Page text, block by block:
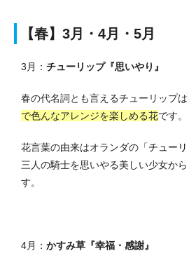
【春】3月・4月・5月
3月： チューリップ『思いやり』
春の代名詞とも言えるチューリップは
で色んなアレンジを楽しめる花です。
花言葉の由来はオランダの「チュー
三人の騎士を思いやる美しい少女か
す。
4月： かすみ草『幸福・感謝』